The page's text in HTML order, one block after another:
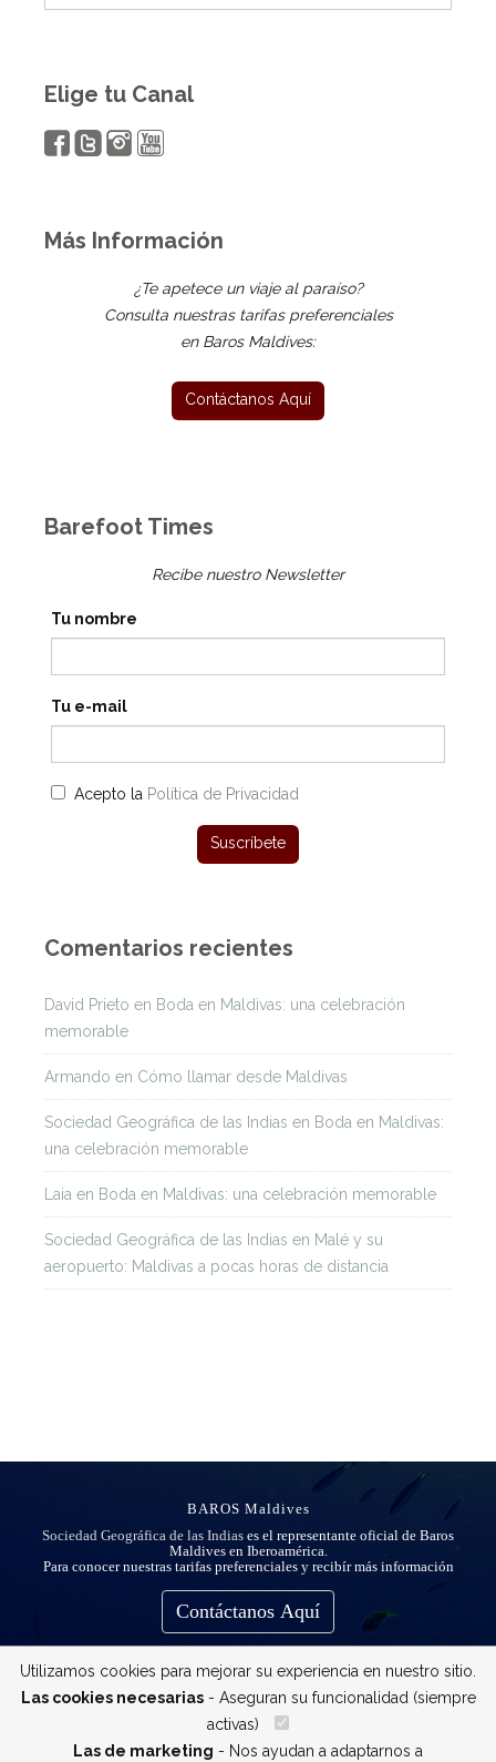
Elige tu Canal
Más Información
¿Te apetece un viaje al paraíso?
Consulta nuestras tarifas preferenciales
en Baros Maldives:
Barefoot Times
Recibe nuestro Newsletter
Tu nombre
Tu e-mail
Acepto la Política de Privacidad
Comentarios recientes
David Prieto en Boda en Maldivas: una celebración
memorable
Armando en Cómo llamar desde Maldivas
Sociedad Geográfica de las Indias en Boda en Maldivas:
una celebración memorable
Laia en Boda en Maldivas: una celebración memorable
Sociedad Geográfica de las Indias en Malé y su
aeropuerto: Maldivas a pocas horas de distancia
BAROS Maldives
Sociedad Geográfica de las Indias es el representante oficial de Baros
Maldives en Iberoamérica.
Para conocer nuestras tarifas preferenciales y recibír más información
Contáctanos Aquí
Utilizamos cookies para mejorar su experiencia en nuestro sitio.
Las cookies necesarias- Aseguran su funcionalidad (siempre
activas)
Las de marketing - Nos ayudan a adaptarnos a